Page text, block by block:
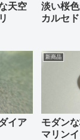
天空
淡い桜
カルセ
イア
新商品
モダン
マリン